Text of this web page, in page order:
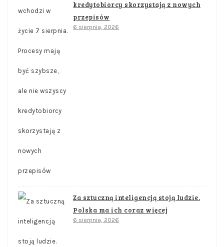
kredytobiorcy skorzystają z nowych
przepisów
6 sierpnia, 2026
Za sztuczną inteligencją stoją ludzie.
Polska ma ich coraz więcej
6 sierpnia, 2026